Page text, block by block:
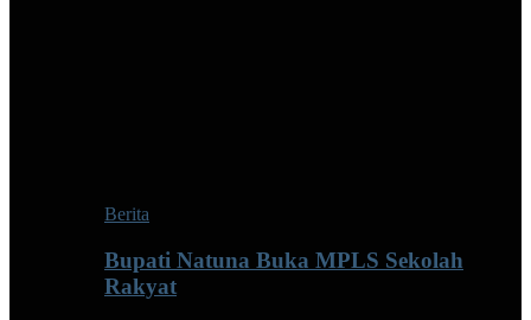
Berita
Bupati Natuna Buka MPLS Sekolah
Rakyat